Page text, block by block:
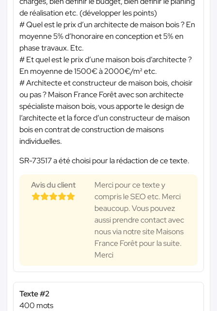
de réalisation etc. (développer les points)
# Quel est le prix d’un architecte de maison bois ? En
moyenne 5% d’honoraire en conception et 5% en
phase travaux. Etc.
# Et quel est le prix d’une maison bois d’architecte ?
En moyenne de 1500€ à 2000€/m² etc.
# Architecte et constructeur de maison bois, choisir
ou pas ? Maison France Forêt avec son architecte
spécialiste maison bois, vous apporte le design de
l’architecte et la force d’un constructeur de maison
bois en contrat de construction de maisons
individuelles.
SR-73517 a été choisi pour la rédaction de ce texte.
Avis du client
Merci pour ce texte y
compris le SEO etc. Merci
beaucoup. Vous pouvez
aussi prendre contact avec
nous via notre site Maisons
France Forêt pour la suite.
Merci
Texte #2
400 mots